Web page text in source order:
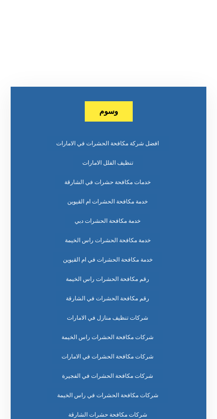
وسوم
افضل شركة مكافحة الحشرات في الامارات
تنظيف الفلل الامارات
خدمات مكافحة حشرات في الشارقة
خدمة مكافحة الحشرات ام القيوين
خدمة مكافحة الحشرات دبي
خدمة مكافحة الحشرات راس الخيمة
خدمة مكافحة الحشرات في ام القيوين
رقم مكافحة الحشرات راس الخيمة
رقم مكافحة الحشرات في الشارقة
شركات تنظيف منازل في الامارات
شركات مكافحة الحشرات راس الخيمة
شركات مكافحة الحشرات في الامارات
شركات مكافحة الحشرات في الفجيرة
شركات مكافحة الحشرات في راس الخيمة
شركات مكافحة حشرات الشارقة